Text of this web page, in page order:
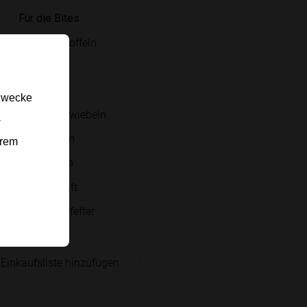
Für die Bites
kleine Kartoffeln
Cheddar
Frühlingszwiebeln
Sour Cream
Für den Dip
Zitronensaft
Salz und Pfeffer
hinzufügen